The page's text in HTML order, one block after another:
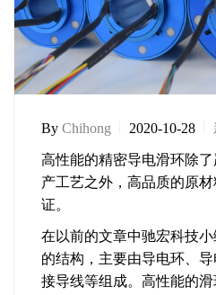
By Chihong 2020-10-28
高性能的精密导电滑环除
产工艺之外，高品质的原
证。
在以前的文章中驰宏科技
的结构，主要由导电环、
接导线等组成。高性能的